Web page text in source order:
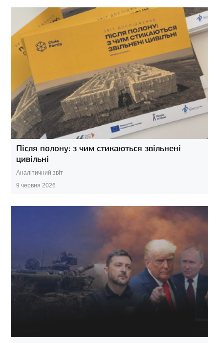
Після полону: з чим стикаються звільнені
цивільні
Аналітичний звіт
9 червня 2026